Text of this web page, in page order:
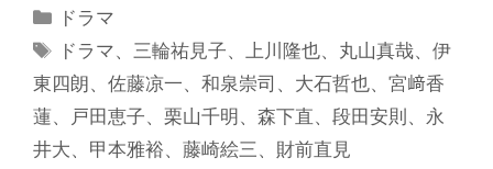
カ
テ
リ
ー
ドラマ
タ
グ
ドラマ、 三輪祐見子、 上川隆也、 丸山真哉、伊
東四朗、 佐藤凉一、 和泉崇司 、 大石哲也、 宮﨑香
蓮、 戸田恵子、 栗山千明、 森下直、 段田安則、 永
井大、 甲本雅裕、 藤崎絵三、 財前直見